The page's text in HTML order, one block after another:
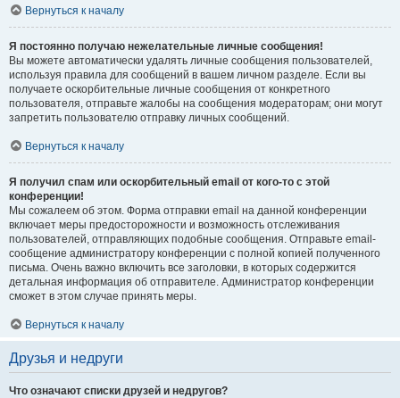
Вернуться к началу
Я постоянно получаю нежелательные личные сообщения!
Вы можете автоматически удалять личные сообщения пользователей,
используя правила для сообщений в вашем личном разделе. Если вы
получаете оскорбительные личные сообщения от конкретного
пользователя, отправьте жалобы на сообщения модераторам; они могут
запретить пользователю отправку личных сообщений.
Вернуться к началу
Я получил спам или оскорбительный email от кого-то с этой
конференции!
Мы сожалеем об этом. Форма отправки email на данной конференции
включает меры предосторожности и возможность отслеживания
пользователей, отправляющих подобные сообщения. Отправьте email-
сообщение администратору конференции с полной копией полученного
письма. Очень важно включить все заголовки, в которых содержится
детальная информация об отправителе. Администратор конференции
сможет в этом случае принять меры.
Вернуться к началу
Друзья и недруги
Что означают списки друзей и недругов?